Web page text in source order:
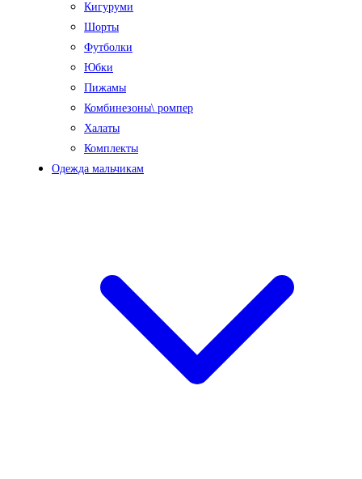
Кигуруми
Шорты
Футболки
Юбки
Пижамы
Комбинезоны\ ромпер
Халаты
Комплекты
Одежда мальчикам